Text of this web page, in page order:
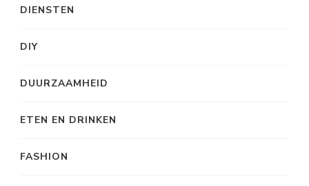
DIENSTEN
DIY
DUURZAAMHEID
ETEN EN DRINKEN
FASHION